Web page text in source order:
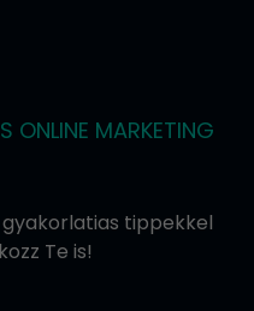
ONLINE MARKETING
tippekkel
Te is!